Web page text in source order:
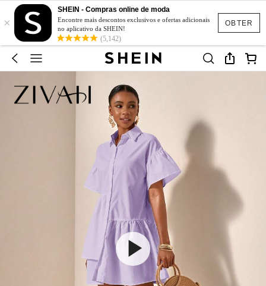
OBTER
×
SHEIN - Compras online de moda
Encontre mais descontos exclusivos e ofertas adicionais
no aplicativo da SHEIN!
(5,142)